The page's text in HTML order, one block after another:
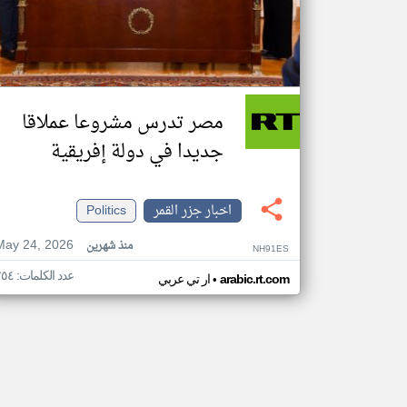
مصر تدرس مشروعا عملاقا
جديدا في دولة إفريقية
اخبار جزر القمر
Politics
24, 2026
منذ شهرين NH91ES
ار تي عربي• arabic.rt.com عدد الكلمات: ٢٥٤